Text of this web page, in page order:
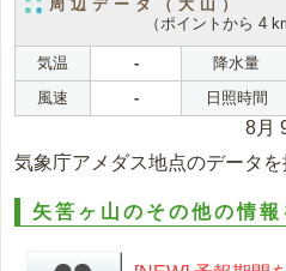
周辺データ（大山）
（ポイントから 4
気温 - 降水量
風速
- 日照時間
8月
気象庁アメダス地点のデータを
矢筈ヶ山のその他の情報